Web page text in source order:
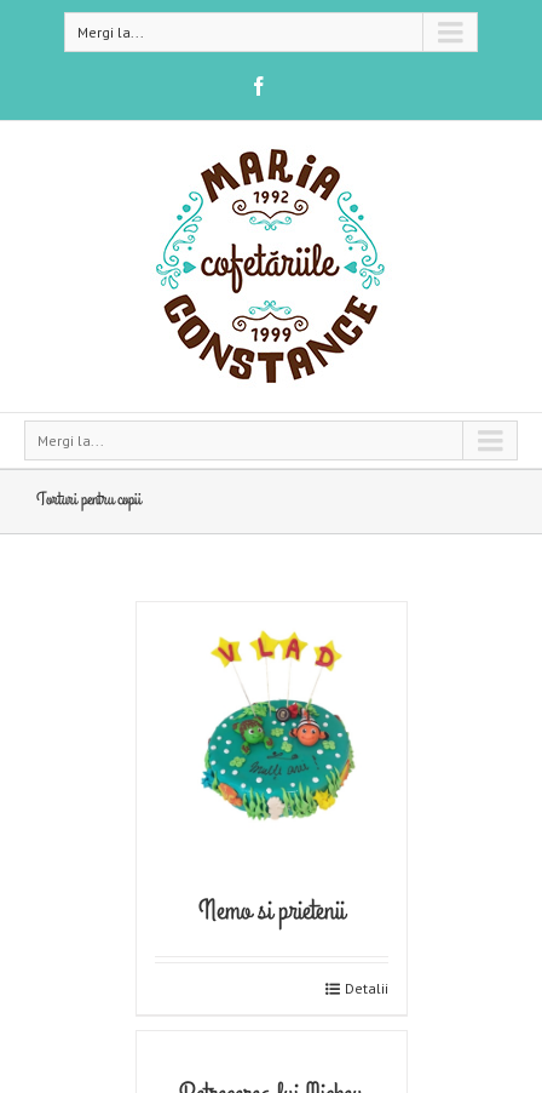
Mergi la...
Mergi la...
Torturi pentru copii
Nemo si prietenii
Detalii